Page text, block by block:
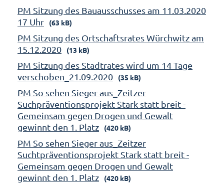
PM Sitzung des Bauausschusses am 11.03.2020
17 Uhr
(63 kB)
PM Sitzung des Ortschaftsrates Würchwitz am
15.12.2020
(13 kB)
PM Sitzung des Stadtrates wird um 14 Tage
verschoben_21.09.2020
(35 kB)
PM So sehen Sieger aus_Zeitzer
Suchpräventionsprojekt Stark statt breit -
Gemeinsam gegen Drogen und Gewalt
gewinnt den 1. Platz
(420 kB)
PM So sehen Sieger aus_Zeitzer
Suchtpräventionsprojekt Stark statt breit -
Gemeinsam gegen Drogen und Gewalt
gewinnt den 1. Platz
(420 kB)